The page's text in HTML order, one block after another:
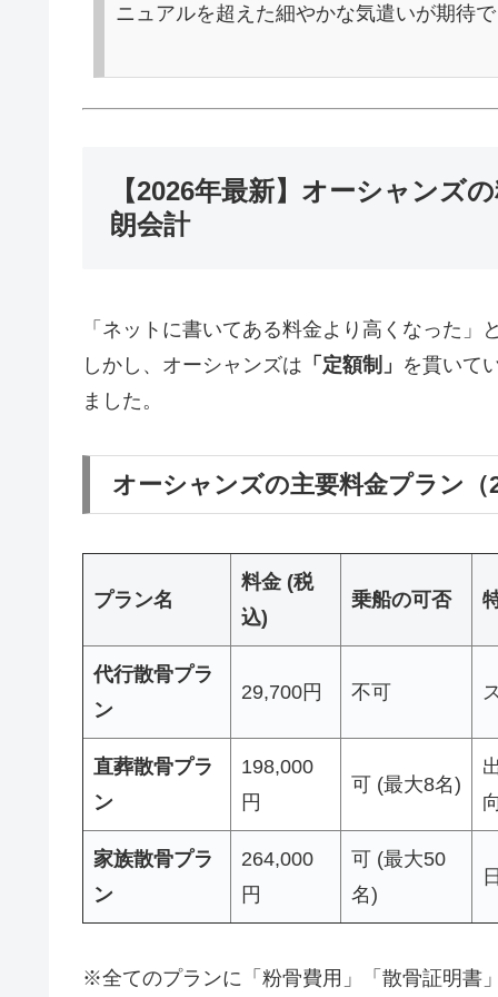
ニュアルを超えた細やかな気遣いが期待
【2026年最新】オーシャンズ
朗会計
「ネットに書いてある料金より高くなった
しかし、オーシャンズは 「定額制」 を貫いて
ました。
オーシャンズの主要料金プラン（
プラン名
料金 (税
込)
乗船の可否
代行散骨プラ
ン
29,700円 不可
直葬散骨プラ
ン
198,000
円
可 (最大8名)
家族散骨プラ
ン
264,000
円
可 (最大50
名)
※全てのプランに「粉骨費用」「散骨証明書